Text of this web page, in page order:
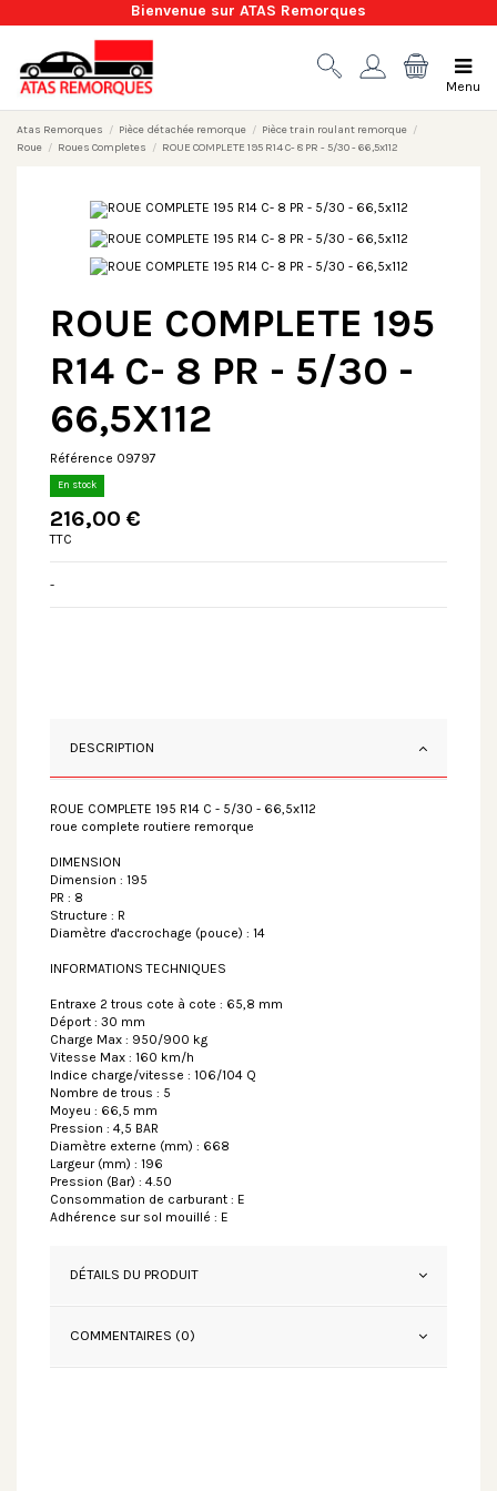
Bienvenue sur ATAS Remorques
Menu
Atas Remorques Pièce détachée remorque
Pièce train roulant remorque
Roue
Roues Completes ROUE COMPLETE 195 R14 C- 8 PR - 5/30 - 66,5x112
ROUE COMPLETE 195
R14 C- 8 PR - 5/30 -
66,5X112
Référence 09797
En stock
216,00 €
TTC
-
DESCRIPTION
ROUE COMPLETE 195 R14 C - 5/30 - 66,5x112
roue complete routiere remorque
DIMENSION
Dimension : 195
PR : 8
Structure : R
Diamètre d'accrochage (pouce) : 14
INFORMATIONS TECHNIQUES
Entraxe 2 trous cote à cote : 65,8 mm
Déport : 30 mm
Charge Max : 950/900 kg
Vitesse Max : 160 km/h
Indice charge/vitesse : 106/104 Q
Nombre de trous : 5
Moyeu : 66,5 mm
Pression : 4,5 BAR
Diamètre externe (mm) : 668
Largeur (mm) : 196
Pression (Bar) : 4.50
Consommation de carburant : E
Adhérence sur sol mouillé : E
DÉTAILS DU PRODUIT
COMMENTAIRES (0)